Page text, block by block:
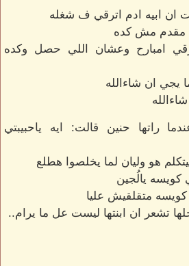
ان ابيه ادم اترقي ف شغله
مقدم مش كده
امبارح وعشان اللي حصل وكده
يجي ان شاءالله
راتها حنين قالت: ايه ياحبيبتي
هو وليان لما يخلصوا هطلع
كويسه يالُجين
كويسه متقلقيش عليا
تشعر ان ابنتها ليست عل ما يرام..